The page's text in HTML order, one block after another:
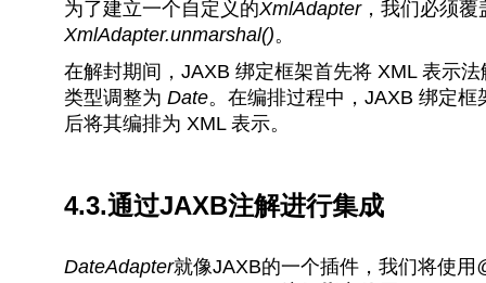
为了建立一个自定义的XmlAdapter，我们必须覆
XmlAdapter.unmarshal()。
在解封期间，JAXB 绑定框架首先将 XML 表示
类型调整为 Date。在编排过程中，JAXB 绑定
后将其编排为 XML 表示。
4.3.通过JAXB注解进行集成
DateAdapter就像JAXB的一个插件，我们将使用